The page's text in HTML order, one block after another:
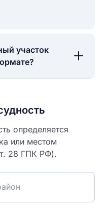
участок
определяется
или местом
28 ГПК РФ).